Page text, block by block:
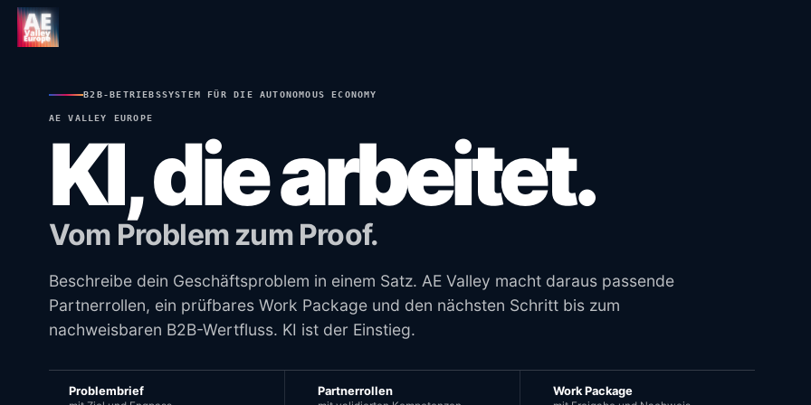
B2B-BETRIEBSSYSTEM FÜR DIE AUTONOMOUS ECONOMY
AE VALLEY EUROPE
KI, die arbeitet.
Vom Problem zum Proof.
Beschreibe dein Geschäftsproblem in einem Satz. AE Valley macht daraus passende
Partnerrollen, ein prüfbares Work Package und den nächsten Schritt bis zum
nachweisbaren B2B-Wertfluss. KI ist der Einstieg.
Problembrief Partnerrollen Work Package